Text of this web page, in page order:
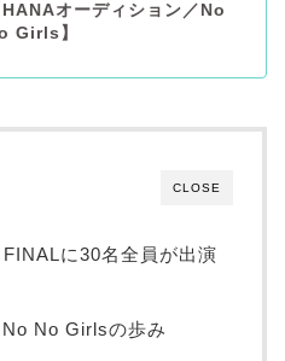
HANAオーディション／No
Girls】
CLOSE
に30名全員が出演
No Girlsの歩み